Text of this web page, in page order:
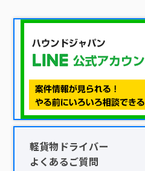
軽貨物ドライバー
よくあるご質問